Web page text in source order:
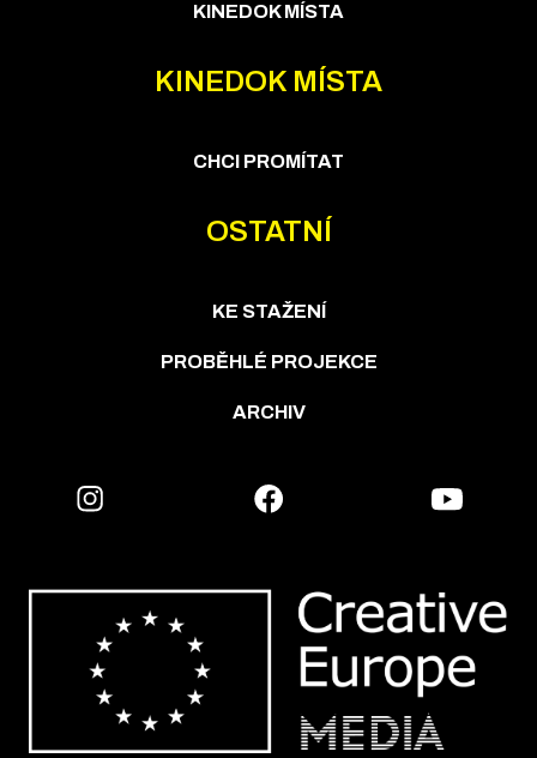
KINEDOK MÍSTA
KINEDOK MÍSTA
CHCI PROMÍTAT
OSTATNÍ
KE STAŽENÍ
PROBĚHLÉ PROJEKCE
ARCHIV